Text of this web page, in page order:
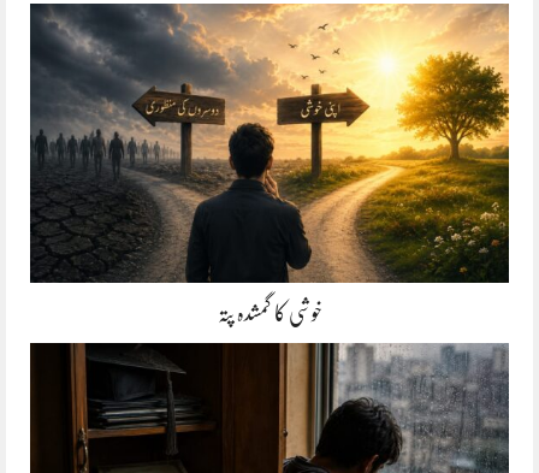
خوشی کا گمشدہ پتہ